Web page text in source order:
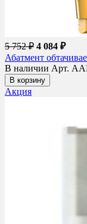
5 752 ₽ 4 084 ₽
Абатмент
В наличии Арт.
В корзину
Акция